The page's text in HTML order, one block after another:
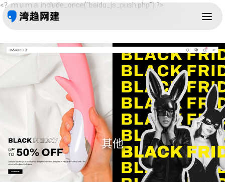
<？ｍｕｍａ include_once("baidu_js_push.php") ?>
其他